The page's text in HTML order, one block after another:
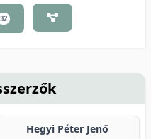
32
Hegyi Péter Jenő